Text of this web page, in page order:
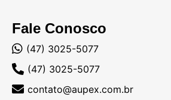
Fale Conosco
(47) 3025-5077
(47) 3025-5077
contato@aupex.com.br